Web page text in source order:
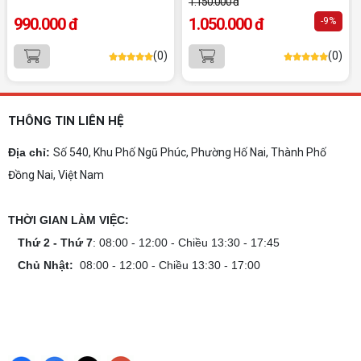
Cách kiểm tra tương thích linh kiện PC
Hướng dẫn kiểm tra tương thích linh kiện PC trước
khi build: socket CPU mainboard, chuẩn RAM,
nguồn cho VGA và kích thước case. Có checklist
copy nhanh.
nâng cấp linh kiện PC chi tiết trong bài viết này!
máy giật lag, giảm tuổi thọ? Tìm hiểu ngay
hoạt động êm ái.
ngay!
990.000 đ
(0)
1.050.000 đ -9%
(0)
THÔNG TIN LIÊN HỆ
Địa chỉ: Số 540, Khu Phố Ngũ Phúc, Phường Hố Nai, Thành Phố
Đồng Nai, Việt Nam
THỜI GIAN LÀM VIỆC:
Thứ 2 - Thứ 7: 08:00 - 12:00 - Chiều 13:30 - 17:45
Chủ Nhật: 08:00 - 12:00 - Chiều 13:30 - 17:00